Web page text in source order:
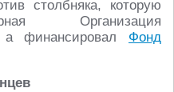
столбняка, которую
Организация
финансировал Фонд